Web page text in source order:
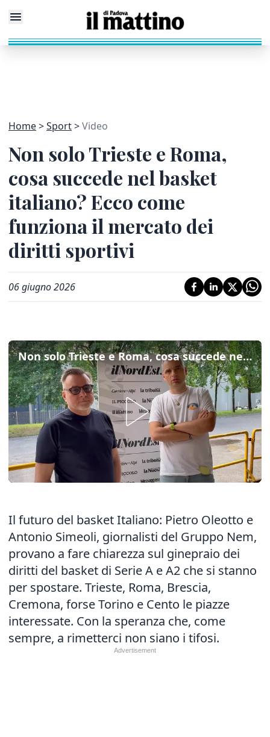
Home Sport Video
Non solo Trieste e Roma,
cosa succede nel basket
italiano? Ecco come
funziona il mercato dei
diritti sportivi
06 giugno 2026
Non solo Trieste e Roma, cosa succede nel basket italiano? Ecco come funziona il mercato dei diritti sportivi
Il futuro del basket Italiano: Pietro Oleotto e
Antonio Simeoli, giornalisti del Gruppo Nem,
provano a fare chiarezza sul ginepraio dei
diritti del basket di Serie A e A2 che si stanno
per spostare. Trieste, Roma, Brescia,
Cremona, forse Torino e Cento le piazze
interessate. Con la speranza che, come
sempre, a rimetterci non siano i tifosi.